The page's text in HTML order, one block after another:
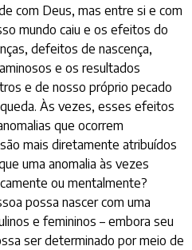
com Deus, mas entre si e com
mundo caiu e os efeitos do
defeitos de nascença,
e os resultados
e de nosso próprio pecado
Às vezes, esses efeitos
que ocorrem
mais diretamente atribuídos
uma anomalia às vezes
ou mentalmente?
possa nascer com uma
e femininos – embora seu
ser determinado por meio de